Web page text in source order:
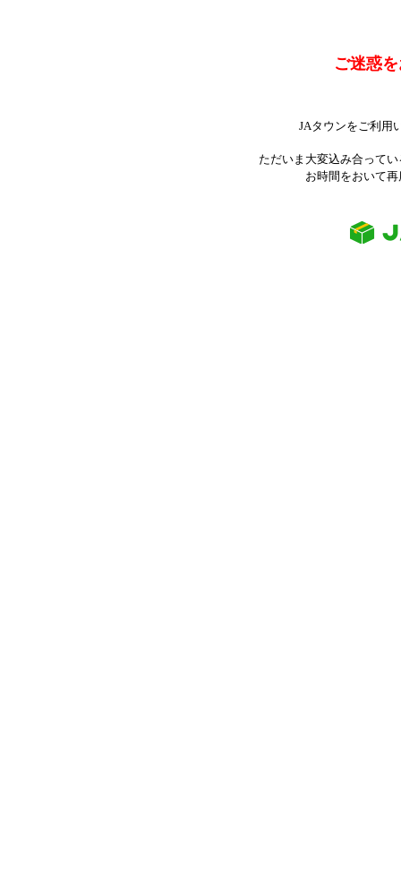
ご迷惑
JAタウンをご利用
ただいま大変込み合って
お時間をおいて